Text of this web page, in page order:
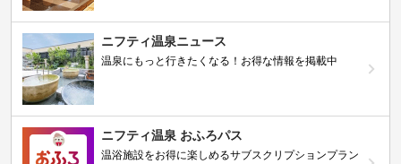
ニフティ温泉ニュース
温泉にもっと行きたくなる！お得な情報を掲載中
ニフティ温泉 おふろパス
温浴施設をお得に楽しめるサブスクリプションプラン